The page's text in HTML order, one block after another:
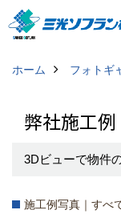
ホーム フォトギ
弊社施工例
3Dビューで物件
施工例写真｜すべ